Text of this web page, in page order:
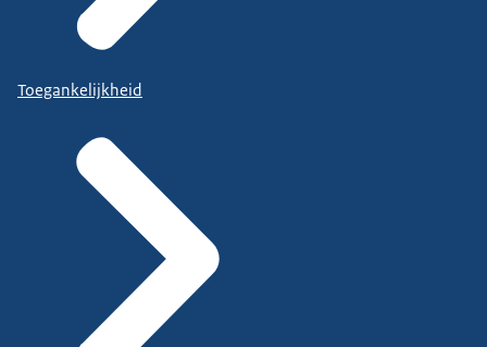
Toegankelijkheid